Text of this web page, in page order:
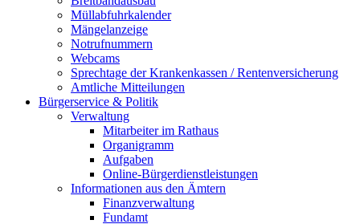
Müllabfuhrkalender
Mängelanzeige
Notrufnummern
Webcams
Sprechtage der Krankenkassen / Rentenversicherung
Amtliche Mitteilungen
Bürgerservice & Politik
Verwaltung
Mitarbeiter im Rathaus
Organigramm
Aufgaben
Online-Bürgerdienstleistungen
Informationen aus den Ämtern
Finanzverwaltung
Fundamt